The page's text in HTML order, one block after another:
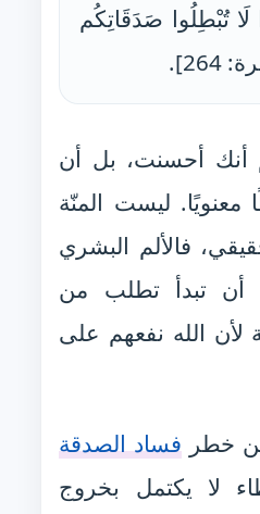
لَا تُبْطِلُوا صَدَقَاتِكُم
أنك أحسنت، بل أن
ليست المنّة
فالألم البشري
أن تبدأ تطلب من
لأن الله نفعهم على
خطر فساد الصدقة
لا يكتمل بخروج